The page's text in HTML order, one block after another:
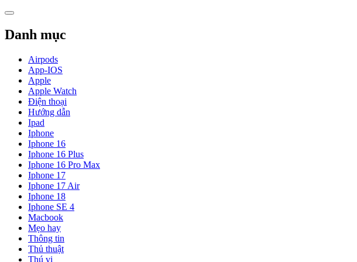
Skip
content
Danh mục
Airpods
App-IOS
Apple
Apple Watch
Điện thoại
Hướng dẫn
Ipad
Iphone
Iphone 16
Iphone 16 Plus
Iphone 16 Pro Max
Iphone 17
Iphone 17 Air
Iphone 18
Iphone SE 4
Macbook
Mẹo hay
Thông tin
Thủ thuật
Thú vị